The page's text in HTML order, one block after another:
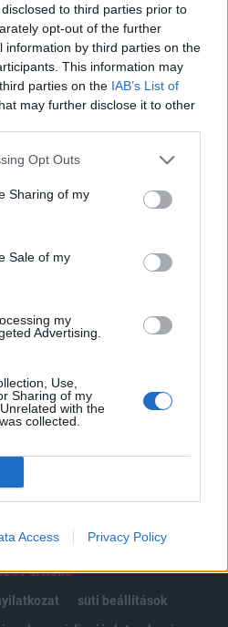
to third parties prior to
opt-out of the further
information by third parties on the
This information may
parties on the IAB’s List of
may further disclose it to other
Opt Outs
Sharing of my
Sale of my
my
Advertising.
Use,
Sharing of my
with the
collected.
Access Privacy Policy
részletek itt!Információ és
Minisztériumának Ipari és
küldött több elektronikai
– köztük...
hírarchívumához
előfizetéses
tartalmazza:
2 év napon belüli
BEJELENTKEZÉS
Portfolio
süti beállítások